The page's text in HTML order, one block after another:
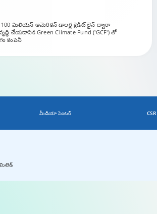
మిలియన్ అమెరికన్ డాలర్ల క్రెడిట్ లైన్ ద్వారా
చేయడానికి Green Climate Fund ('GCF') తో
కంపెనీ
మీడియా సెంటర్ CSR